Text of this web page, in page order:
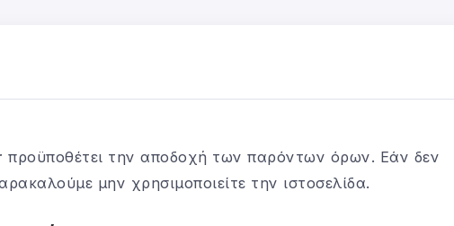
προϋποθέτει την αποδοχή των παρόντων όρων. Εάν δεν
μην χρησιμοποιείτε την ιστοσελίδα.